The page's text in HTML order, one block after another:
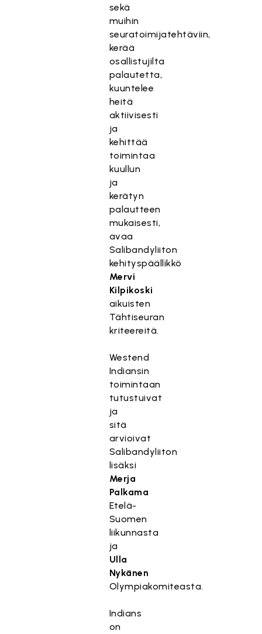
sekä
muihin
seuratoimijatehtäviin,
kerää
osallistujilta
palautetta,
kuuntelee
heitä
aktiivisesti
ja
kehittää
toimintaa
kuullun
ja
kerätyn
palautteen
mukaisesti,
avaa
Salibandyliiton
kehityspäällikkö
Mervi
Kilpikoski
aikuisten
Tähtiseuran
kriteereitä.
Westend
Indiansin
toimintaan
tutustuivat
ja
sitä
arvioivat
Salibandyliiton
lisäksi
Merja
Palkama
Etelä-
Suomen
liikunnasta
ja
Ulla
Nykänen
Olympiakomiteasta.
Indians
on